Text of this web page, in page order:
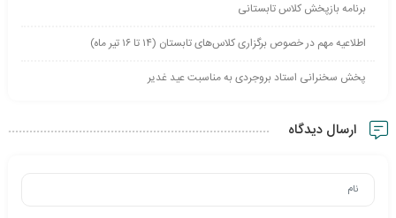
برنامه بازپخش کلاس تابستانی
اطلاعیه مهم در خصوص برگزاری کلاس‌های تابستان (۱۴ تا ۱۶ تیر ماه)
پخش سخنرانی استاد بروجردی به مناسبت عید غدیر
ارسال دیدگاه